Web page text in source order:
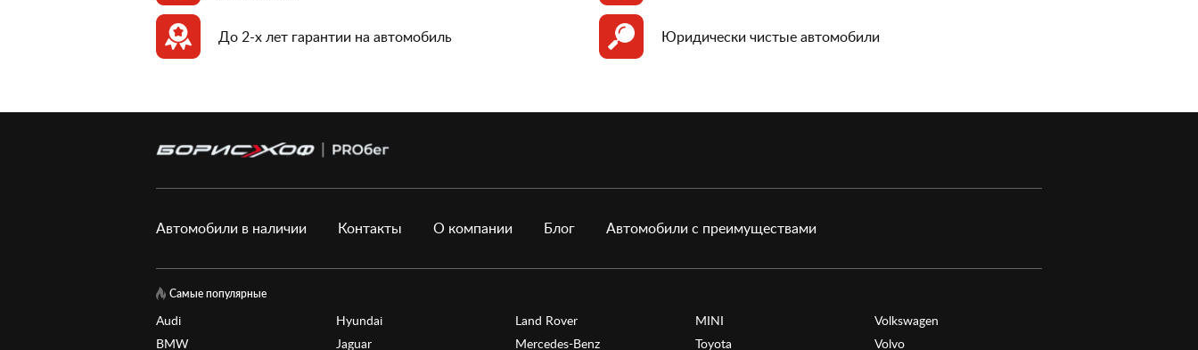
До 2-х лет гарантии на автомобиль Юридически чистые автомобили
Автомобили в наличии Контакты О компании Блог Автомобили с преимуществами
Самые популярные
Audi
BMW
Hyundai
Jaguar
Land Rover
Mercedes-Benz
MINI
Toyota
Volkswagen
Volvo